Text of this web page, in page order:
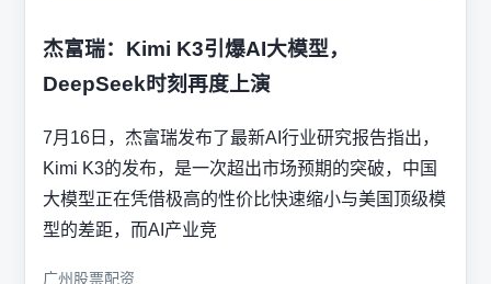
杰富瑞：Kimi K3引爆AI大模型，
DeepSeek时刻再度上演
7月16日，杰富瑞发布了最新AI行业研究报告指出，
Kimi K3的发布，是一次超出市场预期的突破，中国
大模型正在凭借极高的性价比快速缩小与美国顶级模
型的差距，而AI产业竞
广州股票配资